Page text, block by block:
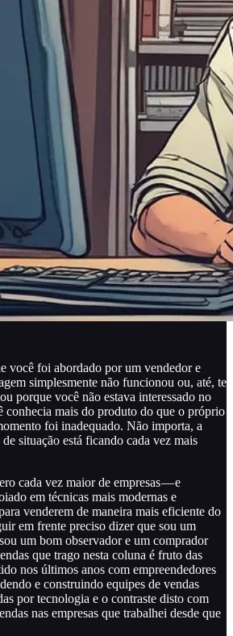
você foi abordado por um vendedor e
simplesmente não funcionou ou, até, te
porque você não estava interessado no
conhecia mais do produto do que o próprio
foi inadequado. Não importa, a
situação está ficando cada vez mais
cada vez maior de empresas — e
em técnicas mais modernas e
venderem de maneira mais eficiente do
em frente preciso dizer que sou um
um bom observador e um comprador
que trago nesta coluna é fruto das
nos últimos anos com empreendedores
e construindo equipes de vendas
por tecnologia e o contraste disto com
nas empresas que trabalhei desde que